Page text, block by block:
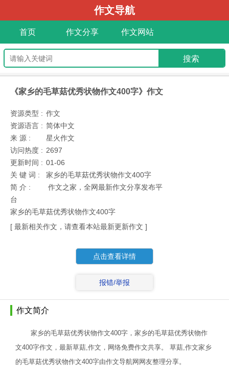
作文导航
首页 作文分享 作文网站
《家乡的毛草菇优秀状物作文400字》作文
资源类型 : 作文
资源语言 : 简体中文
来 源 :
星火作文
访问热度 : 2697
更新时间 : 01-06
关 键 词 :
家乡的毛草菇优秀状物作文400字
简 介 :
作文之家，全网最新作文分享发布平
台
家乡的毛草菇优秀状物作文400字
[ 最新相关作文，请查看本站最新更新作文 ]
点击查看详情
报错/举报
作文简介
家乡的毛草菇优秀状物作文400字，家乡的毛草菇优秀状物作
文400字作文，最新草菇,作文，网络免费作文共享。 草菇,作文家乡
的毛草菇优秀状物作文400字由作文导航网网友整理分享。